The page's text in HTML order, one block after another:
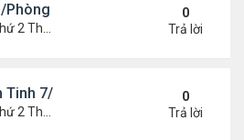
7/2/21-7/9/21
7 05, 2021 2:38 pm
0
Trả lời
7/2/21 - 7/9/21
7 05, 2021 2:35 pm
0
Trả lời